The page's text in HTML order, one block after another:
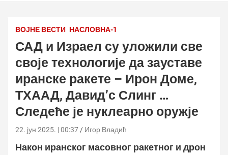
ВОЈНЕ ВЕСТИ НАСЛОВНА-1
САД и Израел су уложили све
своје технологије да зауставе
иранске ракете – Ирон Доме,
ТХААД, Давид’с Слинг …
Следеће је нуклеарно оружје
22. јун 2025. | 00:37 Игор Владић
Након иранског масовног ракетног и дрон